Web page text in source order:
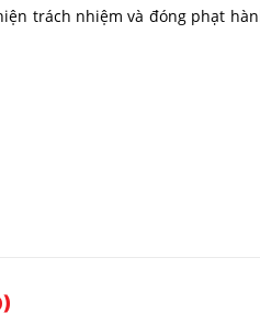
trách nhiệm và đóng phạt